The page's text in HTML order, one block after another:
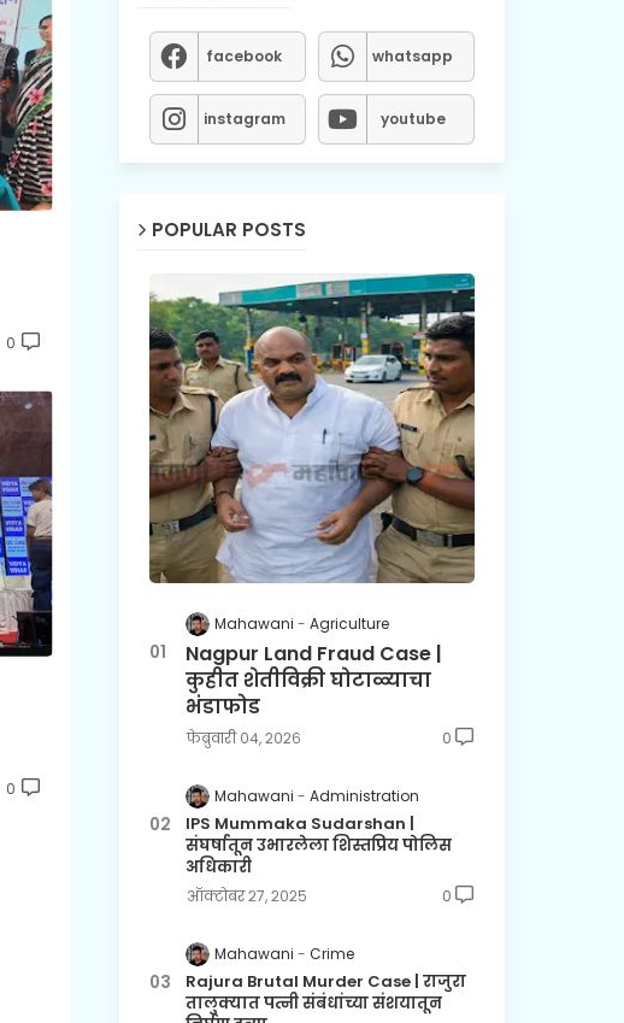
0
0
facebook whatsapp
instagram youtube
POPULAR POSTS
Mahawani Agriculture
Nagpur Land Fraud Case |
कुहीत शेतीविक्री घोटाळ्याचा
भंडाफोड
फेब्रुवारी ०४, २०२६ 0
Mahawani Administration
IPS Mummaka Sudarshan |
संघर्षातून उभारलेला शिस्तप्रिय पोलिस
अधिकारी
ऑक्टोबर २७, २०२५ 0
Mahawani Crime
Rajura Brutal Murder Case | राजुरा
तालुक्यात पत्नी संबंधांच्या संशयातून